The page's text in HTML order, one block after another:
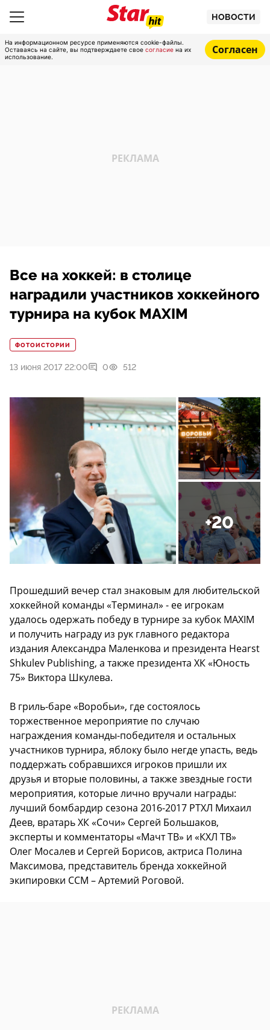
НОВОСТИ
На информационном ресурсе применяются cookie-файлы.
Оставаясь на сайте, вы подтверждаете свое согласие на их
использование.
Согласен
Все на хоккей: в столице
наградили участников хоккейного
турнира на кубок MAXIM
ФОТОИСТОРИИ
13 июня 2017 22:00 0 512
+20
Прошедший вечер стал знаковым для любительской
хоккейной команды «Терминал» - ее игрокам
удалось одержать победу в турнире за кубок MAXIM
и получить награду из рук главного редактора
издания Александра Маленкова и президента Hearst
Shkulev Publishing, а также президента ХК «Юность
75» Виктора Шкулева.
В гриль-баре «Воробьи», где состоялось
торжественное мероприятие по случаю
награждения команды-победителя и остальных
участников турнира, яблоку было негде упасть, ведь
поддержать собравшихся игроков пришли их
друзья и вторые половины, а также звездные гости
мероприятия, которые лично вручали награды:
лучший бомбардир сезона 2016-2017 РТХЛ Михаил
Деев, вратарь ХК «Сочи» Сергей Большаков,
эксперты и комментаторы «Мачт ТВ» и «КХЛ ТВ»
Олег Мосалев и Сергей Борисов, актриса Полина
Максимова, представитель бренда хоккейной
экипировки ССМ – Артемий Роговой.